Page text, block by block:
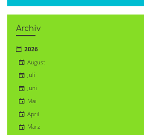
Archiv
2026
August
Juli
Juni
Mai
April
März